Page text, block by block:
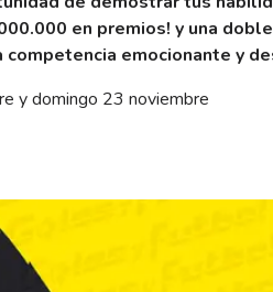
en premios! y una
competencia emocionante y
y domingo 23 noviembre